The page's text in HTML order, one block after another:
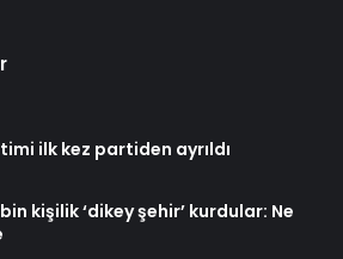
ilk kez partiden ayrıldı
kişilik ‘dikey şehir’ kurdular: Ne